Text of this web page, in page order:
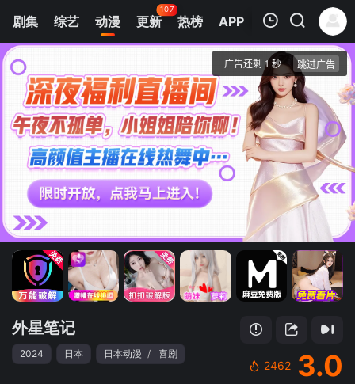
剧集 综艺 动漫 更新
107
热榜 APP
第01集
外星笔记
清空
外星笔记
2024 日本 日本动漫 / 喜剧
2462 3.0